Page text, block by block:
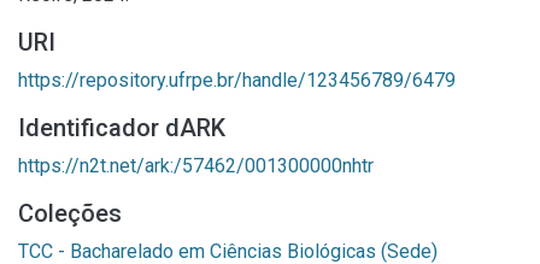
URI
https://repository.ufrpe.br/handle/123456789/6479
Identificador dARK
https://n2t.net/ark:/57462/001300000nhtr
Coleções
TCC - Bacharelado em Ciências Biológicas (Sede)